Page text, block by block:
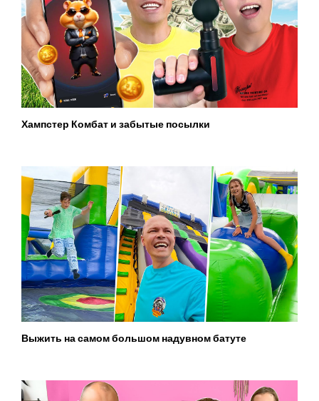
Хампстер Комбат и забытые посылки
Выжить на самом большом надувном батуте